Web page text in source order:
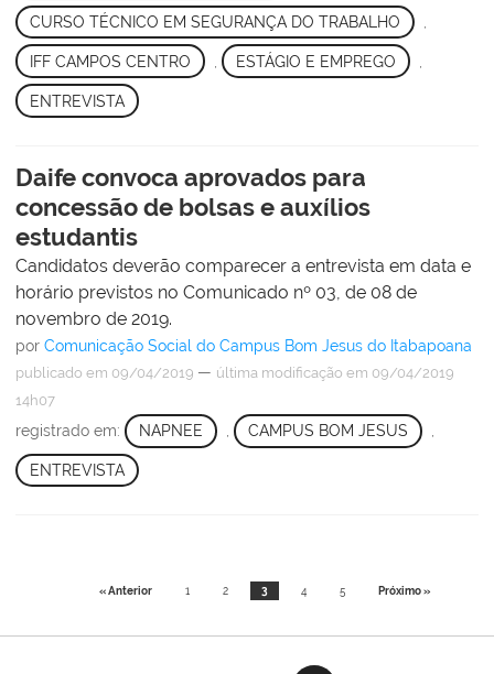
CURSO TÉCNICO EM SEGURANÇA DO TRABALHO
IFF CAMPOS CENTRO ESTÁGIO E EMPREGO
ENTREVISTA
Daife convoca aprovados para
concessão de bolsas e auxílios
estudantis
Candidatos deverão comparecer a entrevista em data e
horário previstos no Comunicado nº 03, de 08 de
novembro de 2019.
por Comunicação Social do Campus Bom Jesus do Itabapoana
publicado em 09/04/2019 — última modificação em 09/04/2019
14h07
registrado em: NAPNEE , CAMPUS BOM JESUS ,
ENTREVISTA
« Anterior 1 2 3 4 5 Próximo »